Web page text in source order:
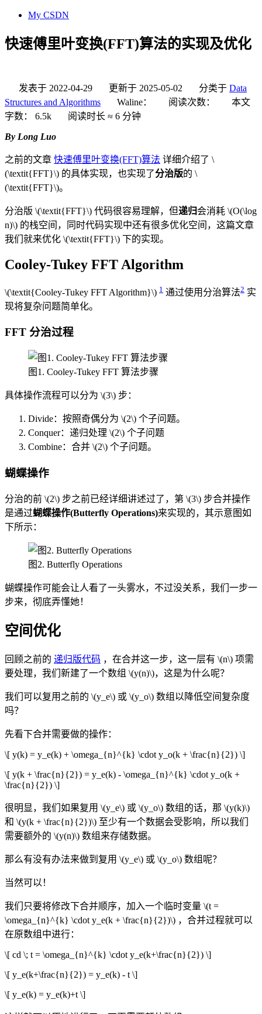
My CSDN
快速傅里叶变换(FFT)算法的实现及优化
发表于 2022-04-29 更新于 2025-05-02 分类于 Data
Structures and Algorithms
Waline： 阅读次数：
本文
字数：
6.5k 阅读时长 ≈ 6 分钟
By Long Luo
之前的文章 快速傅里叶变换(FFT)算法 详细介绍了 \
(\textit{FFT}\) 的具体实现，也实现了分治版的 \
(\textit{FFT}\)。
分治版 \(\textit{FFT}\) 代码很容易理解，但递归会消耗 \(O(\log
n)\) 的栈空间，同时代码实现中还有很多优化空间，这篇文章
我们就来优化 \(\textit{FFT}\) 下的实现。
Cooley-Tukey FFT Algorithm
\(\textit{Cooley-Tukey FFT Algorithm}\) 1 通过使用分治算法2 实
现将复杂问题简单化。
FFT 分治过程
图1. Cooley-Tukey FFT 算法步骤
具体操作流程可以分为 \(3\) 步：
Divide：按照奇偶分为 \(2\) 个子问题。
Conquer：递归处理 \(2\) 个子问题
Combine：合并 \(2\) 个子问题。
蝴蝶操作
分治的前 \(2\) 步之前已经详细讲述过了，第 \(3\) 步合并操作
是通过蝴蝶操作(Butterfly Operations)来实现的，其示意图如
下所示：
图2. Butterfly Operations
蝴蝶操作可能会让人看了一头雾水，不过没关系，我们一步一
步来，彻底弄懂她！
空间优化
回顾之前的 递归版代码 ，在合并这一步，这一层有 \(n\) 项需
要处理，我们新建了一个数组 \(y(n)\)，这是为什么呢？
我们可以复用之前的 \(y_e\) 或 \(y_o\) 数组以降低空间复杂度
吗？
先看下合并需要做的操作：
\[ y(k) = y_e(k) + \omega_{n}^{k} \cdot y_o(k + \frac{n}{2}) \]
\[ y(k + \frac{n}{2}) = y_e(k) - \omega_{n}^{k} \cdot y_o(k +
\frac{n}{2}) \]
很明显，我们如果复用 \(y_e\) 或 \(y_o\) 数组的话，那 \(y(k)\)
和 \(y(k + \frac{n}{2})\) 至少有一个数据会受影响，所以我们
需要额外的 \(y(n)\) 数组来存储数据。
那么有没有办法来做到复用 \(y_e\) 或 \(y_o\) 数组呢？
当然可以！
我们只要将修改下合并顺序，加入一个临时变量 \(t =
\omega_{n}^{k} \cdot y_e(k + \frac{n}{2})\) ，合并过程就可以
在原数组中进行：
\[ cd \; t = \omega_{n}^{k} \cdot y_e(k+\frac{n}{2}) \]
\[ y_e(k+\frac{n}{2}) = y_e(k) - t \]
\[ y_e(k) = y_e(k)+t \]